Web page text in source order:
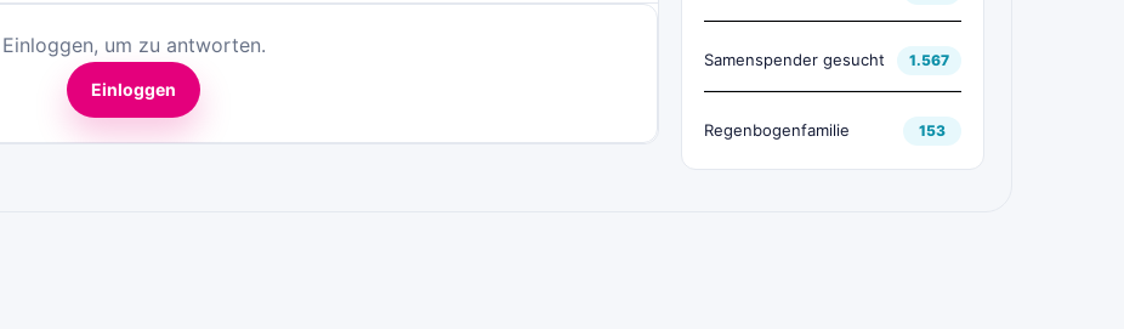
Einloggen, um zu antworten.
Einloggen
Samenspender gesucht 1.567
Regenbogenfamilie 153